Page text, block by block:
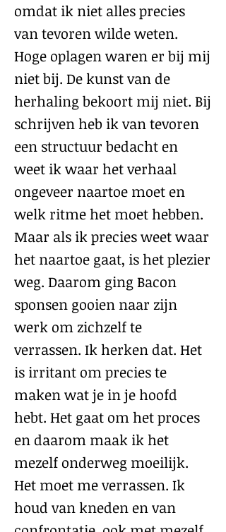
omdat ik niet alles precies
van tevoren wilde weten.
Hoge oplagen waren er bij mij
niet bij. De kunst van de
herhaling bekoort mij niet. Bij
schrijven heb ik van tevoren
een structuur bedacht en
weet ik waar het verhaal
ongeveer naartoe moet en
welk ritme het moet hebben.
Maar als ik precies weet waar
het naartoe gaat, is het plezier
weg. Daarom ging Bacon
sponsen gooien naar zijn
werk om zichzelf te
verrassen. Ik herken dat. Het
is irritant om precies te
maken wat je in je hoofd
hebt. Het gaat om het proces
en daarom maak ik het
mezelf onderweg moeilijk.
Het moet me verrassen. Ik
houd van kneden en van